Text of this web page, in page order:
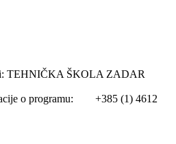
TEHNIČKA ŠKOLA ZADAR
o programu: +385 (1) 4612